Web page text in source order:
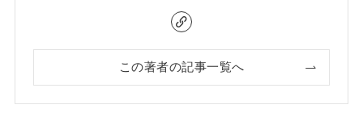
この著者の記事一覧へ